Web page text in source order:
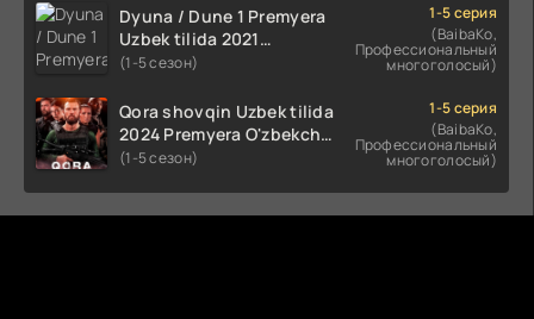
Dyuna / Dune 1 Premyera
Uzbek tilida 2021
O'zbekcha tarjima kino HD
(1-5 сезон)
1-5 серия
(BaibaKo,
Профессиональный
многоголосый)
Qora shovqin Uzbek tilida
2024 Premyera O'zbekcha
tarjima kino HD skachat
(1-5 сезон)
1-5 серия
(BaibaKo,
Профессиональный
многоголосый)